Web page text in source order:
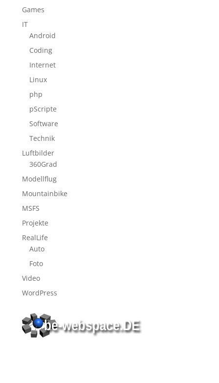
Games
IT
Android
Coding
Internet
Linux
php
pScripte
Software
Technik
Luftbilder
360Grad
Modellflug
Mountainbike
MSFS
Projekte
RealLife
Auto
Foto
Video
WordPress